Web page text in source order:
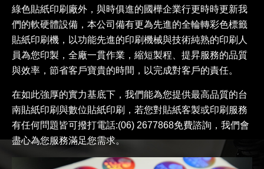
綠色貼紙印刷廠外，與時俱進的國樺企業行更時時更新我
們的軟硬體設備，本公司備有更為先進的全輪轉彩色標籤
貼紙印刷機，以功能先進的印刷機械與技術純熟的印刷人
員為您印製，全廠一貫作業，縮短製程、提昇服務的品質
與效率，節省客戶寶貴的時間，以完成對客戶的責任。
在如此強厚的實力基底下，我們能為您提供最高品質的台
南貼紙印刷與數位貼紙印刷，若您對貼紙客製或印刷服務
有任何問題皆可撥打電話:(06) 2677868免費諮詢，我們會
盡心為您服務滿足您需求。